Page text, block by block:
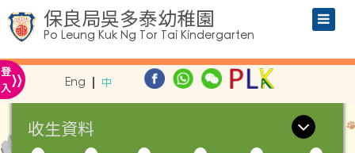
保良局吳多泰幼稚園
Po Leung Kuk Ng Tor Tai Kindergarten
登
入» Eng 中
收生資料